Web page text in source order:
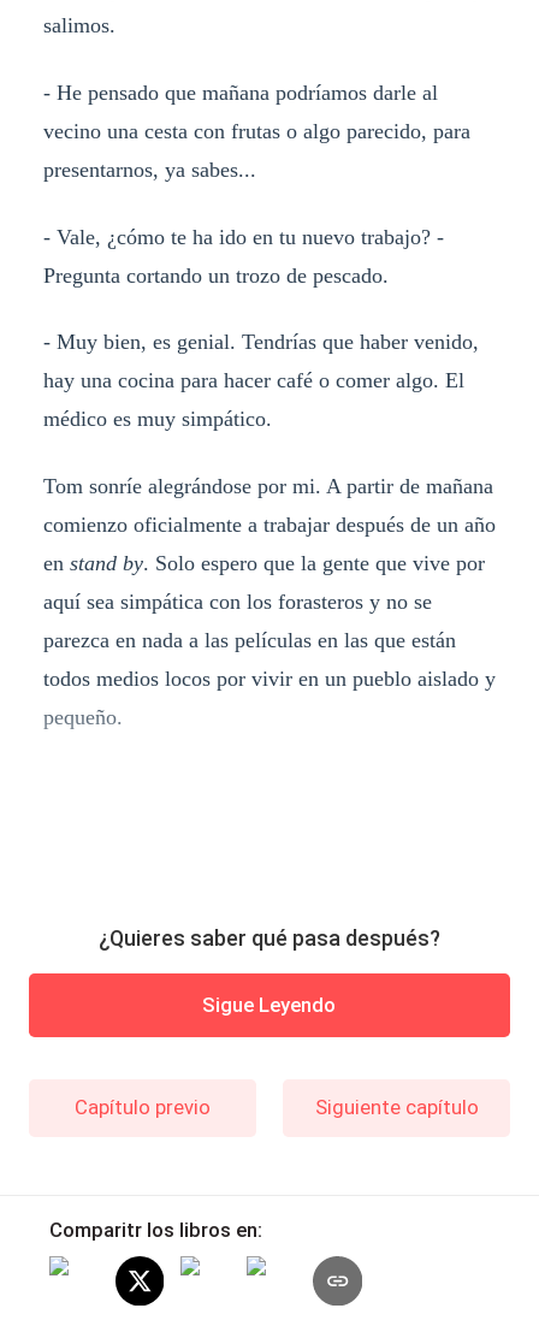
salimos.
- He pensado que mañana podríamos darle al
vecino una cesta con frutas o algo parecido, para
presentarnos, ya sabes...
- Vale, ¿cómo te ha ido en tu nuevo trabajo? -
Pregunta cortando un trozo de pescado.
- Muy bien, es genial. Tendrías que haber venido,
hay una cocina para hacer café o comer algo. El
médico es muy simpático.
Tom sonríe alegrándose por mi. A partir de mañana
comienzo oficialmente a trabajar después de un año
en stand by. Solo espero que la gente que vive por
aquí sea simpática con los forasteros y no se
parezca en nada a las películas en las que están
todos medios locos por vivir en un pueblo aislado y
pequeño.
¿Quieres saber qué pasa después?
Sigue Leyendo
Capítulo previo Siguiente capítulo
Comparitr los libros en: